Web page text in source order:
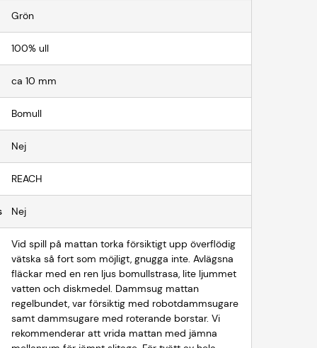
Grön
100% ull
ca 10 mm
Bomull
Nej
REACH
Nej
Vid spill på mattan torka försiktigt upp överflödig
vätska så fort som möjligt, gnugga inte. Avlägsna
fläckar med en ren ljus bomullstrasa, lite ljummet
vatten och diskmedel. Dammsug mattan
regelbundet, var försiktig med robotdammsugare
samt dammsugare med roterande borstar. Vi
rekommenderar att vrida mattan med jämna